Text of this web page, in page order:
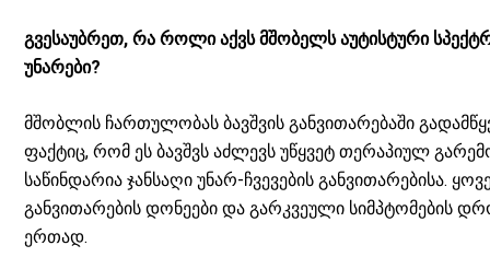
განვითარ
ებაში?
გვესაუბრეთ, რა როლი აქვს მშობელს აუტისტური
უნარები?
მშობლის ჩართულობას ბავშვის განვითარებაში
ფაქტიც, რომ ეს ბავშვს აძლევს უწყვეტ თერაპიულ
საწინდარია ჯანსაღი უნარ-ჩვევების განვითარებისა.
განვითარების დონეები და გარკვეული სიმპტომების
ერთად.